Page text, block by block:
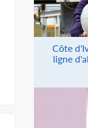
Côte
ligne